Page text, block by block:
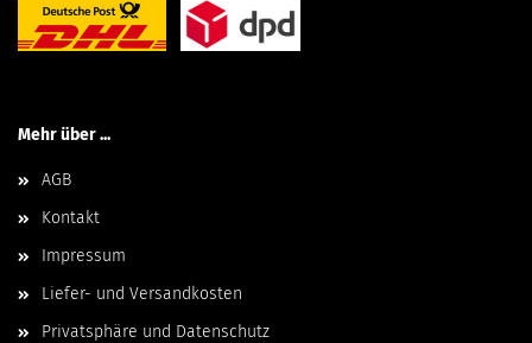
Mehr über ...
AGB
Kontakt
Impressum
Liefer- und Versandkosten
Privatsphäre und Datenschutz